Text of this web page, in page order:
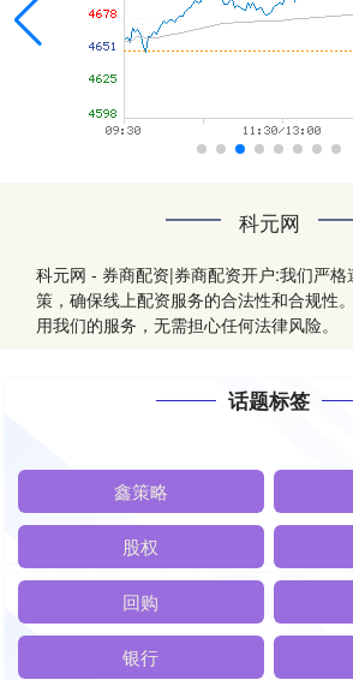
科元网
科元网 - 券商配资|券商配资开户:我们严
策，确保线上配资服务的合法性和合规性
用我们的服务，无需担心任何法律风险。
话题标签
鑫策略
股权
回购
银行